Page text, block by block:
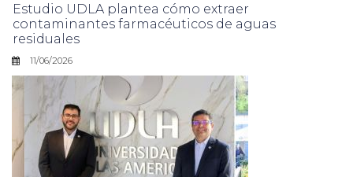
Estudio UDLA plantea cómo extraer
contaminantes farmacéuticos de aguas
residuales
11/06/2026